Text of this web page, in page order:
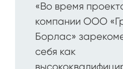
«Во время
компании ООО
Борлас»
себя как